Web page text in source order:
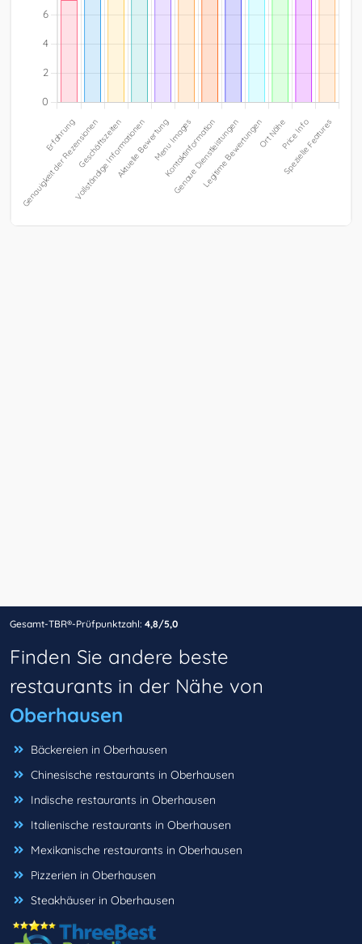
Gesamt-TBR®-Prüfpunktzahl: 4,8/5,0
Finden Sie andere beste
restaurants in der Nähe von
Oberhausen
Bäckereien in Oberhausen
Chinesische restaurants in Oberhausen
Indische restaurants in Oberhausen
Italienische restaurants in Oberhausen
Mexikanische restaurants in Oberhausen
Pizzerien in Oberhausen
Steakhäuser in Oberhausen